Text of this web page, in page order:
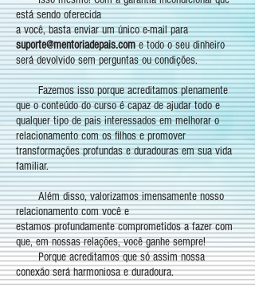
está sendo oferecida
a você, basta enviar um único e-mail para
suporte@mentoriadepais.come todo o seu dinheiro
será devolvido sem perguntas ou condições.
Fazemos isso porque acreditamos plenamente
que o conteúdo do curso é capaz de ajudar todo e
qualquer tipo de pais interessados em melhorar o
relacionamento com os filhos e promover
transformações profundas e duradouras em sua vida
familiar.
Além disso, valorizamos imensamente nosso
relacionamento com você e
estamos profundamente comprometidos a fazer com
que, em nossas relações, você ganhe sempre!
Porque acreditamos que só assim nossa
conexão será harmoniosa e duradoura.